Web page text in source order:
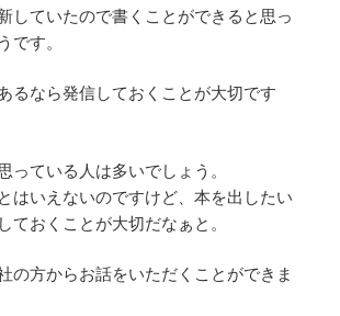
していたので書くことができると思っ
です。
るなら発信しておくことが大切です
っている人は多いでしょう。
はいえないのですけど、本を出したい
ておくことが大切だなぁと。
の方からお話をいただくことができま